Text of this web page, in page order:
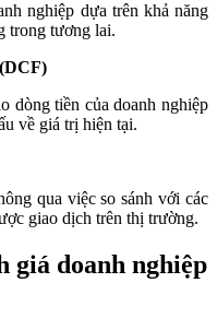
nghiệp dựa trên khả năng
trong tương lai.
dòng tiền của doanh nghiệp
về giá trị hiện tại.
qua việc so sánh với các
giao dịch trên thị trường.
giá doanh nghiệp